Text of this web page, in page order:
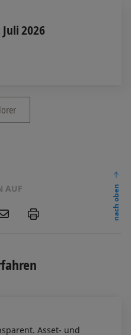
2026
AUF
E
l
P
nach oben
Asset- und